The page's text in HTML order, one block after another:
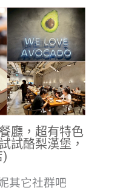
廳，超有特色
試酪梨漢堡，
)
其它社群吧